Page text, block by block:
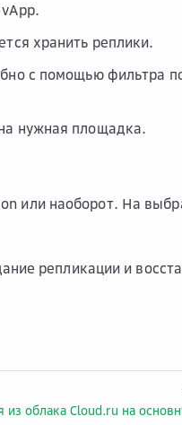
хранить реплики.
c помощью фильтра
нужная площадка.
или наоборот. На
репликации и
из облака Cloud.ru на